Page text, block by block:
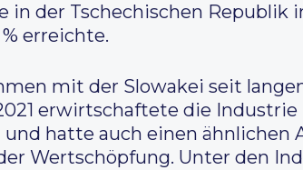
der Tschechischen Republik
erreichte.
mit der Slowakei seit
erwirtschaftete die
hatte auch einen ähnlichen
Wertschöpfung. Unter den